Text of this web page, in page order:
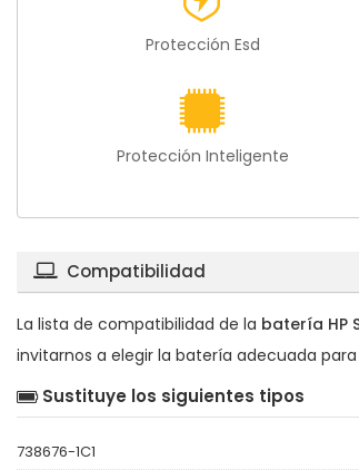
Protección Esd
Protección Inteligente
Compatibilidad
La lista de compatibilidad de la batería HP
invitarnos a elegir la batería adecuada
Sustituye los siguientes tipos
738676-1C1